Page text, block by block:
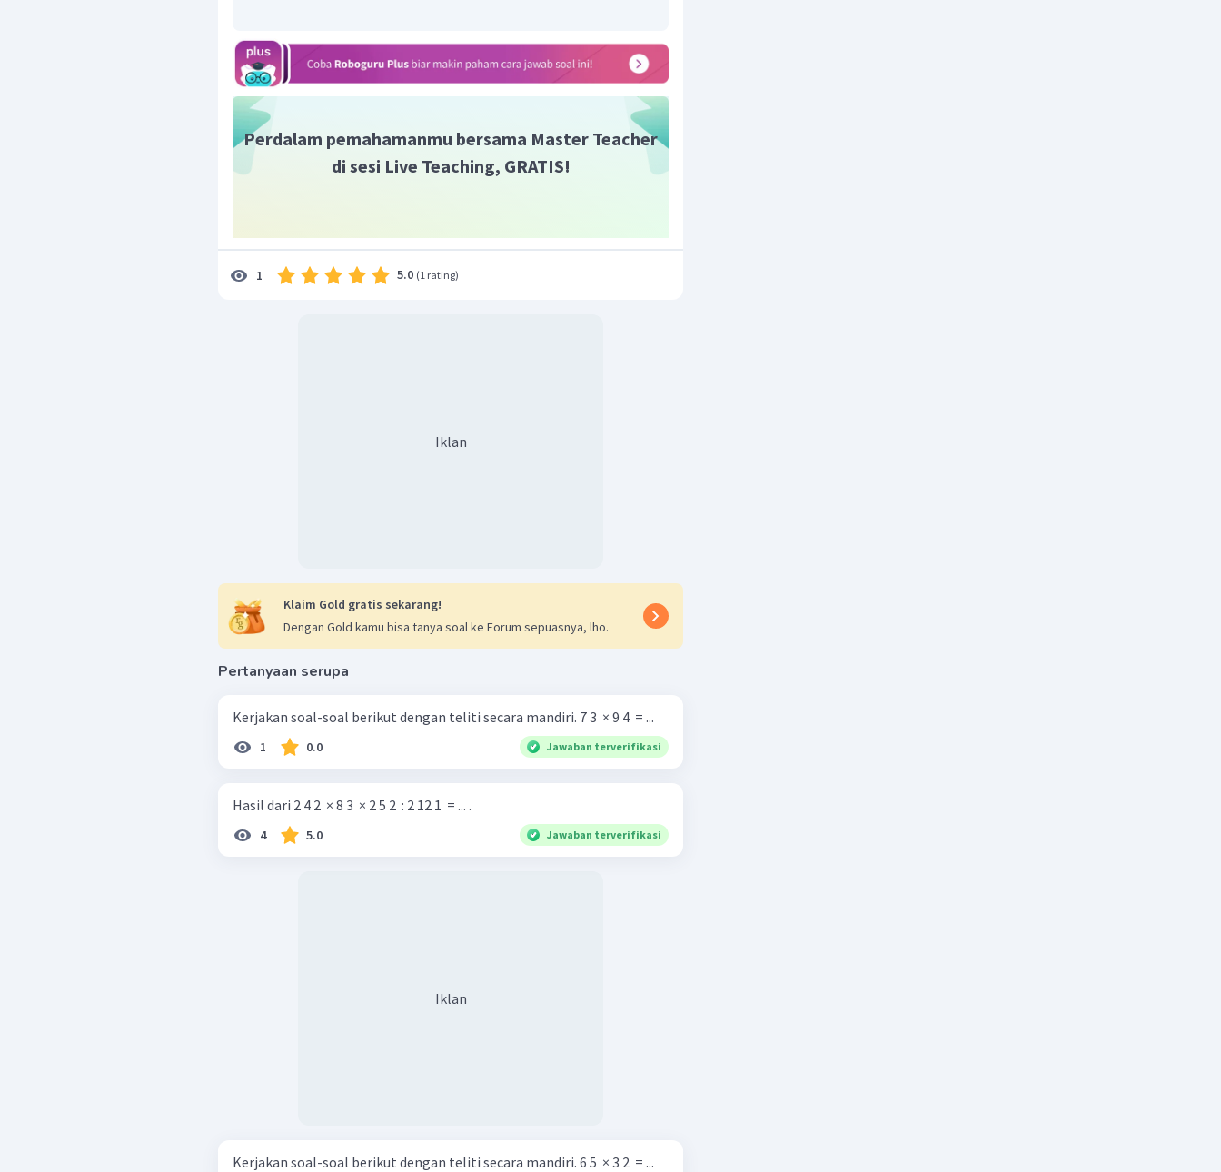
Perdalam pemahamanmu bersama Master Teacher
di sesi Live Teaching, GRATIS!
1 5.0 (1 rating)
Iklan
Klaim Gold gratis sekarang!
Dengan Gold kamu bisa tanya soal ke Forum sepuasnya, lho.
Pertanyaan serupa
Kerjakan soal-soal berikut dengan teliti secara mandiri. 7 3 ​ × 9 4 ​ = ...
1 0.0 Jawaban terverifikasi
Hasil dari 2 4 2 ​ × 8 3 ​ × 2 5 2 ​ : 2 12 1 ​ = ... .
4 5.0 Jawaban terverifikasi
Iklan
Kerjakan soal-soal berikut dengan teliti secara mandiri. 6 5 ​ × 3 2 ​ = ...